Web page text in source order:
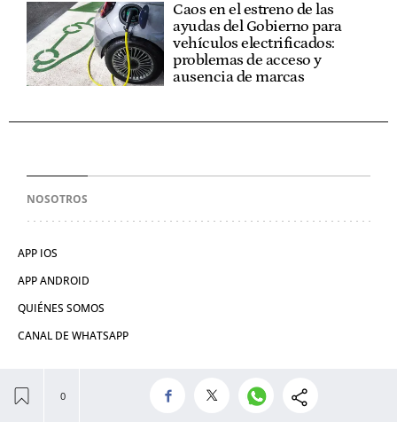
Caos en el estreno de las
ayudas del Gobierno para
vehículos electrificados:
problemas de acceso y
ausencia de marcas
NOSOTROS
APP IOS
APP ANDROID
QUIÉNES SOMOS
CANAL DE WHATSAPP
CONTACTAR